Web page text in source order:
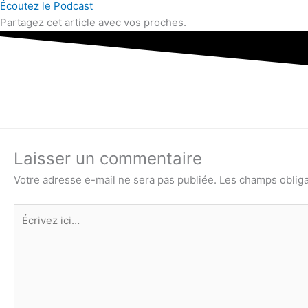
Écoutez le Podcast
Partagez cet article avec vos proches.
Laisser un commentaire
Votre adresse e-mail ne sera pas publiée. Les champs
Écrivez
ici…